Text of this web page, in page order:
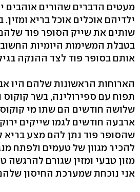
מעטים הדברים שהורים אוהבים
ילדיהם אוכלים אוכל בריא ומזין.
שותים את שייק הסופר פוד
בטבלת המשימות היומיות
אותם בסופר פוד לצד ההנקה
הארוחות הראשונות שלהם היו
תפוח עם ספירולינה, בשר קוקוס
שלושה חודשים הם שתו מי קוקוס
ארבעה חודשים לגמו שייקים
שהסופר פוד נתן להם מצע בריא
להכיר מגוון של טעמים ולפתח
מזון טבעי ומזין שגורם להרגשה
אני נוכחת שמערכת החיסון